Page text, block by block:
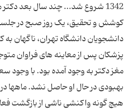
1342 شروع شد... چند سال بعد
کوشش و تحقیق، یک روز صبح در
دانشجویان دانشگاه تهران، ناگهان
پزشکان پس از معاینه های فراوان
مغز دکتر به وجود آمده بود. با وجود
بهبودی در حال او حاصل نشد. ماهها
هیچ گونه واکنشی ناشی از بازگشت